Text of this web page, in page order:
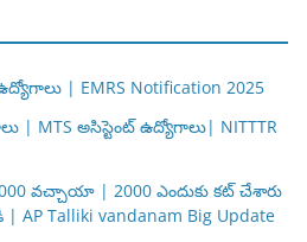
| EMRS Notification 2025
| MTS అసిస్టెంట్ ఉద్యోగాలు| NITTTR
వచ్చాయా | 2000 ఎందుకు కట్ చేశారు
Talliki vandanam Big Update